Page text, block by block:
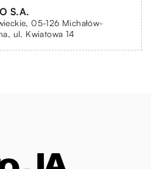
S.A.
05-126 Michałów-
ul. Kwiatowa 14